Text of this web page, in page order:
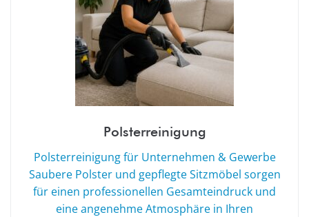
Polsterreinigung
Polsterreinigung für Unternehmen & Gewerbe
Saubere Polster und gepflegte Sitzmöbel sorgen
für einen professionellen Gesamteindruck und
eine angenehme Atmosphäre in Ihren